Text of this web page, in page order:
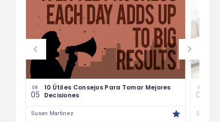
08
05
10 Útiles Consejos Para Tomar Mejores
Decisiones
Susan Martinez
08
04
Susan